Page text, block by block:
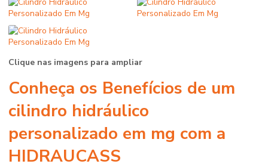
Clique nas imagens para ampliar
Conheça os Benefícios de um
cilindro hidráulico
personalizado em mg com a
HIDRAUCASS